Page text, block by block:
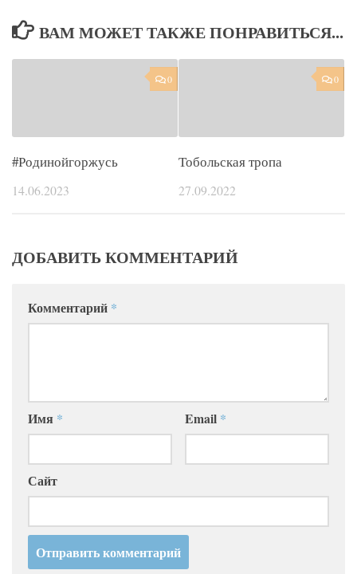
ВАМ МОЖЕТ ТАКЖЕ ПОНРАВИТЬСЯ...
0
#Родинойгоржусь
14.06.2023
0
Тобольская тропа
27.09.2022
ДОБАВИТЬ КОММЕНТАРИЙ
Комментарий *
Имя * Email *
Сайт